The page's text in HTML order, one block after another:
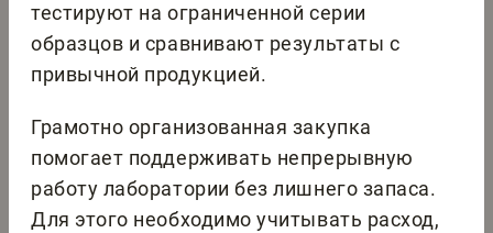
тестируют на ограниченной серии
образцов и сравнивают результаты с
привычной продукцией.
Грамотно организованная закупка
помогает поддерживать непрерывную
работу лаборатории без лишнего запаса.
Для этого необходимо учитывать расход,